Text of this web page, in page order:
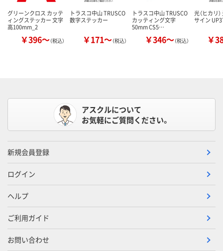
グリーンクロス カッテ
ィングステッカー 文字
高100mm_2
￥396～（税込）
トラスコ中山 TRUSCO
数字ステッカー
￥171～（税込）
トラスコ中山 TRUSCO
カッティング文字
50mm CS5…
￥346～（税込）
光（ヒカリ
サイン
￥
アスクルについて
お気軽にご質問ください。
新規会員登録
ログイン
ヘルプ
ご利用ガイド
お問い合わせ